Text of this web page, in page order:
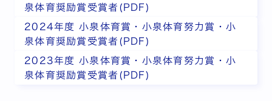
泉体育奨励賞受賞者(PDF)
2024年度 小泉体育賞・小泉体育努力賞・小
泉体育奨励賞受賞者(PDF)
2023年度 小泉体育賞・小泉体育努力賞・小
泉体育奨励賞受賞者(PDF)